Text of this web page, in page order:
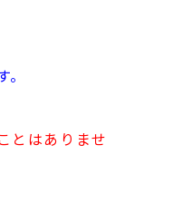
とはありませ